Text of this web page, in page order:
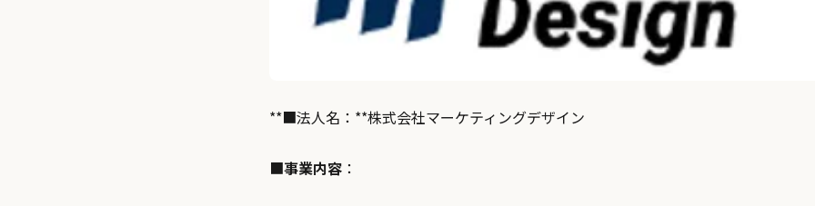
**■法人名：**株式会社マーケティングデザイン
■事業内容 ：